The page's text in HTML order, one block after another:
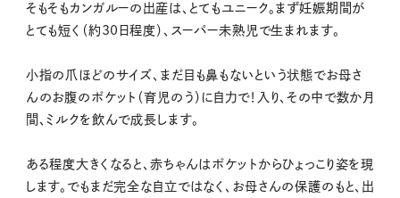
そもそもカンガルーの出産は、とてもユニーク。まず妊娠期間が
とても短く（約30日程度）、スーパー未熟児で生まれます。
小指の爪ほどのサイズ、まだ目も鼻もないという状態でお母さ
んのお腹のポケット（育児のう）に自力で！入り、その中で数か月
間、ミルクを飲んで成長します。
ある程度大きくなると、赤ちゃんはポケットからひょっこり姿を現
します。でもまだ完全な自立ではなく、お母さんの保護のもと、出